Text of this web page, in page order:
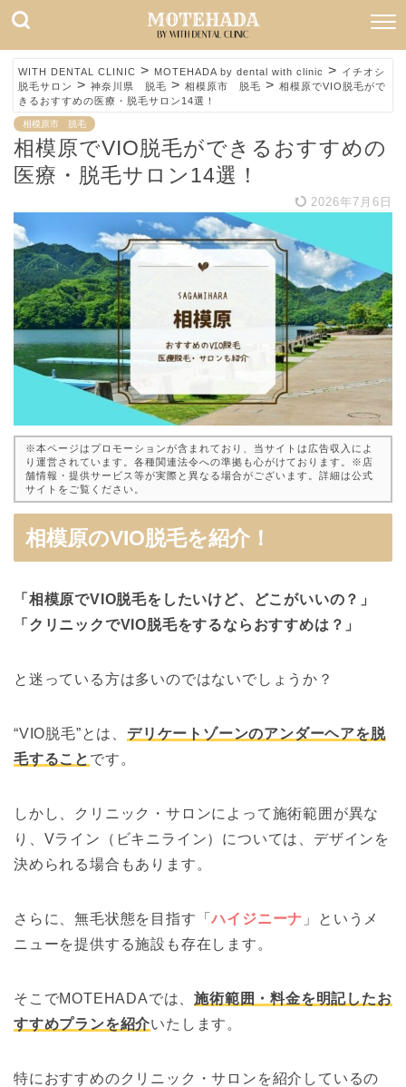
WITH DENTAL CLINIC > MOTEHADA by dental with clinic > イチオシ
脱毛サロン > 神奈川県 脱毛 > 相模原市 脱毛 > 相模原でVIO脱毛がで
きるおすすめの医療・脱毛サロン14選！
相模原市 脱毛
相模原でVIO脱毛ができるおすすめの
医療・脱毛サロン14選！
2026年7月6日
※本ページはプロモーションが含まれており、当サイトは広告収入によ
り運営されています。各種関連法令への準拠も心がけております。※店
舗情報・提供サービス等が実際と異なる場合がございます。詳細は公式
サイトをご覧ください。
相模原のVIO脱毛を紹介！
「相模原でVIO脱毛をしたいけど、どこがいいの？」
「クリニックでVIO脱毛をするならおすすめは？」
と迷っている方は多いのではないでしょうか？
“VIO脱毛”とは、 デリケートゾーンのアンダーヘアを脱
毛すること です。
しかし、クリニック・サロンによって施術範囲が異な
り、Vライン（ビキニライン）については、デザインを
決められる場合もあります。
さらに、無毛状態を目指す「ハイジニーナ 」というメ
ニューを提供する施設も存在します。
そこでMOTEHADAでは、施術範囲・料金を明記したお
すすめプランを紹介いたします。
特におすすめのクリニック・サロンを紹介しているの